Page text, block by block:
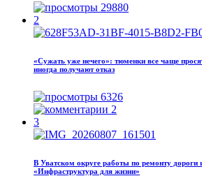
29880
2
«Сужать уже нечего»: тюменки все чаще
иногда получают отказ
6326
2
3
В Уватском округе работы по ремонту дороги
«Инфраструктура для жизни»